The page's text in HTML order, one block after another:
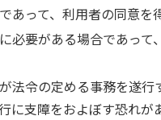
って、利用者の同意を
要がある場合であっ
法令の定める事務を遂
支障をおよぼす恐れが